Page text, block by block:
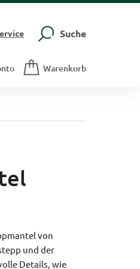
Suche
Warenkorb
von
und der
Details, wie